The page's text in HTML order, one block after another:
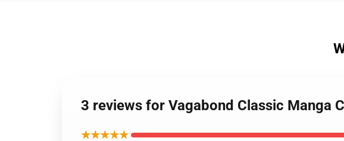
3 reviews for Vagabond Classic Manga
★★★★★